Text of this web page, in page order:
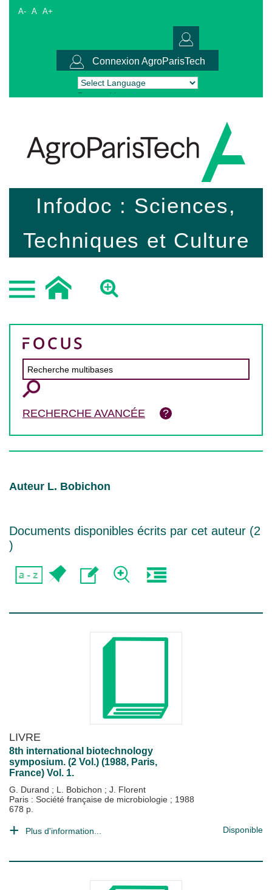
A- A A+
Connexion AgroParisTech
Powered by Translate
Infodoc : Sciences,
Techniques et Culture
RECHERCHE AVANCÉE
Auteur L. Bobichon
Documents disponibles écrits par cet auteur (2
)
LIVRE
8th international biotechnology
symposium. (2 Vol.) (1988, Paris,
France) Vol. 1.
G. Durand ; L. Bobichon ; J. Florent
Paris : Société française de microbiologie ; 1988
678 p.
Plus d'information... Disponible